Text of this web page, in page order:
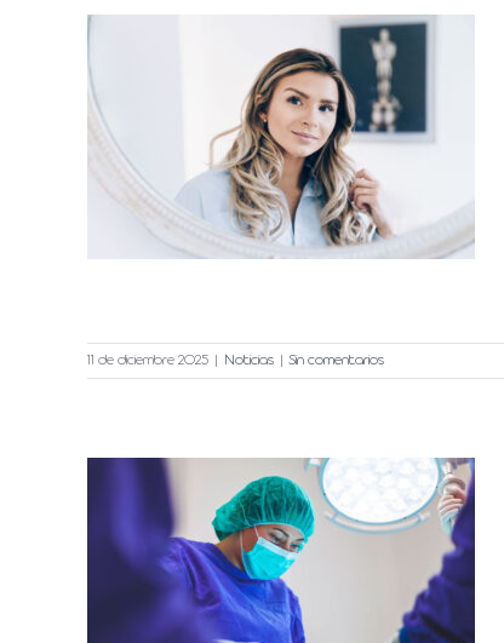
11 de diciembre 2025 Noticias Sin comentarios